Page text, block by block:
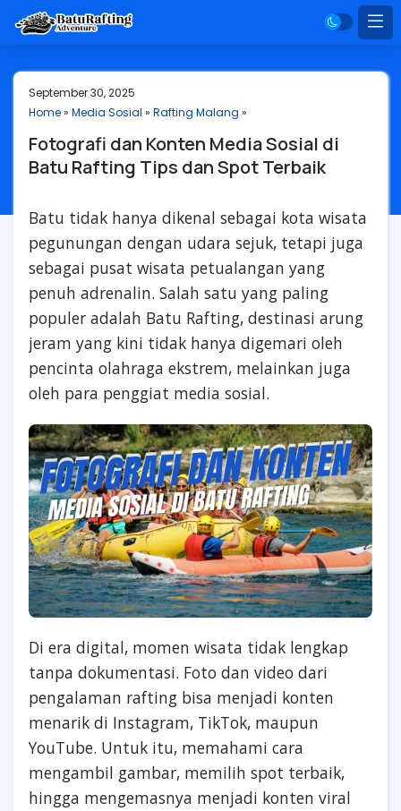
September 30, 2025
Home» Media Sosial » Rafting Malang »
Fotografi dan Konten Media Sosial di
Batu Rafting Tips dan Spot Terbaik
Batu tidak hanya dikenal sebagai kota wisata
pegunungan dengan udara sejuk, tetapi juga
sebagai pusat wisata petualangan yang
penuh adrenalin. Salah satu yang paling
populer adalah Batu Rafting, destinasi arung
jeram yang kini tidak hanya digemari oleh
pencinta olahraga ekstrem, melainkan juga
oleh para penggiat media sosial.
Di era digital, momen wisata tidak lengkap
tanpa dokumentasi. Foto dan video dari
pengalaman rafting bisa menjadi konten
menarik di Instagram, TikTok, maupun
YouTube. Untuk itu, memahami cara
mengambil gambar, memilih spot terbaik,
hingga mengemasnya menjadi konten viral